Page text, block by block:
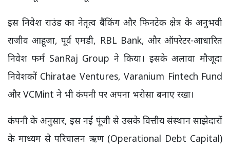
इस निवेश राउंड का नेतृत्व बैंकिंग और फिनटेक क्षेत्र के अनुभवी
राजीव आहूजा, पूर्व एमडी, RBL Bank, और ऑपरेटर-आधारित
निवेश फर्म SanRaj Group ने किया। इसके अलावा मौजूदा
निवेशकों Chiratae Ventures, Varanium Fintech Fund
और VCMint ने भी कंपनी पर अपना भरोसा बनाए रखा।
कंपनी के अनुसार, इस नई पूंजी से उसके वित्तीय संस्थान साझेदारों
के माध्यम से परिचालन ऋण (Operational Debt Capital)